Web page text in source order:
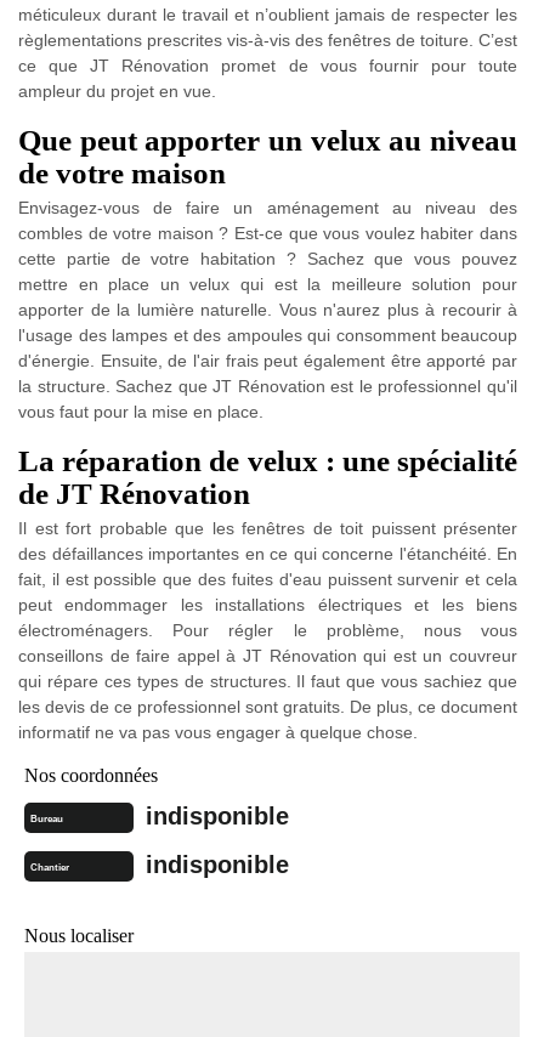
méticuleux durant le travail et n’oublient jamais de respecter les
règlementations prescrites vis-à-vis des fenêtres de toiture. C’est
ce que JT Rénovation promet de vous fournir pour toute
ampleur du projet en vue.
Que peut apporter un velux au niveau
de votre maison
Envisagez-vous de faire un aménagement au niveau des
combles de votre maison ? Est-ce que vous voulez habiter dans
cette partie de votre habitation ? Sachez que vous pouvez
mettre en place un velux qui est la meilleure solution pour
apporter de la lumière naturelle. Vous n'aurez plus à recourir à
l'usage des lampes et des ampoules qui consomment beaucoup
d'énergie. Ensuite, de l'air frais peut également être apporté par
la structure. Sachez que JT Rénovation est le professionnel qu'il
vous faut pour la mise en place.
La réparation de velux : une spécialité
de JT Rénovation
Il est fort probable que les fenêtres de toit puissent présenter
des défaillances importantes en ce qui concerne l'étanchéité. En
fait, il est possible que des fuites d'eau puissent survenir et cela
peut endommager les installations électriques et les biens
électroménagers. Pour régler le problème, nous vous
conseillons de faire appel à JT Rénovation qui est un couvreur
qui répare ces types de structures. Il faut que vous sachiez que
les devis de ce professionnel sont gratuits. De plus, ce document
informatif ne va pas vous engager à quelque chose.
Nos coordonnées
Bureau indisponible
Chantier indisponible
Nous localiser